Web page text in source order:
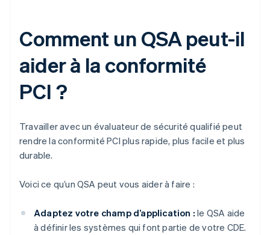
Comment un QSA peut-il
aider à la conformité
PCI ?
Travailler avec un évaluateur de sécurité qualifié peut
rendre la conformité PCI plus rapide, plus facile et plus
durable.
Voici ce qu’un QSA peut vous aider à faire :
Adaptez votre champ d’application : le QSA aide
à définir les systèmes qui font partie de votre CDE.